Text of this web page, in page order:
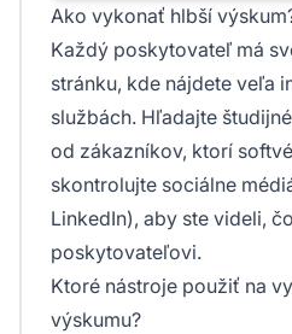
Ako vykonať hlbší
Každý poskytovateľ má
stránku, kde nájdete veľa
službách. Hľadajte
od zákazníkov, ktorí
skontrolujte sociálne
LinkedIn), aby ste videli,
poskytovateľovi.
Ktoré nástroje použiť na
výskumu?